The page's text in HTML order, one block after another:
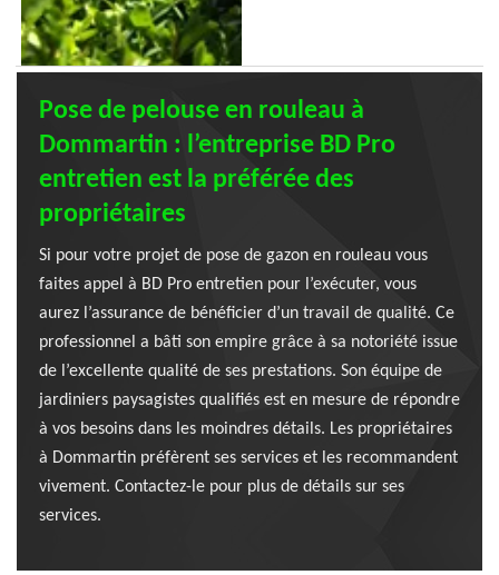
Pose de pelouse en rouleau à
Dommartin : l’entreprise BD Pro
entretien est la préférée des
propriétaires
Si pour votre projet de pose de gazon en rouleau vous
faites appel à BD Pro entretien pour l’exécuter, vous
aurez l’assurance de bénéficier d’un travail de qualité. Ce
professionnel a bâti son empire grâce à sa notoriété issue
de l’excellente qualité de ses prestations. Son équipe de
jardiniers paysagistes qualifiés est en mesure de répondre
à vos besoins dans les moindres détails. Les propriétaires
à Dommartin préfèrent ses services et les recommandent
vivement. Contactez-le pour plus de détails sur ses
services.